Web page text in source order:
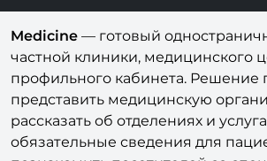
Medicine— готовый
частной клиники, медицинского
профильного кабинета. Решение
представить медицинскую
рассказать об отделениях и